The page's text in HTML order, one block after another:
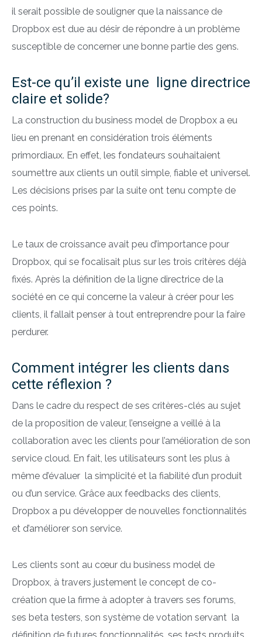
il serait possible de souligner que la naissance de
Dropbox est due au désir de répondre à un problème
susceptible de concerner une bonne partie des gens.
Est-ce qu’il existe une ligne directrice
claire et solide?
La construction du business model de Dropbox a eu
lieu en prenant en considération trois éléments
primordiaux. En effet, les fondateurs souhaitaient
soumettre aux clients un outil simple, fiable et universel.
Les décisions prises par la suite ont tenu compte de
ces points.
Le taux de croissance avait peu d’importance pour
Dropbox, qui se focalisait plus sur les trois critères déjà
fixés. Après la définition de la ligne directrice de la
société en ce qui concerne la valeur à créer pour les
clients, il fallait penser à tout entreprendre pour la faire
perdurer.
Comment intégrer les clients dans
cette réflexion ?
Dans le cadre du respect de ses critères-clés au sujet
de la proposition de valeur, l’enseigne a veillé à la
collaboration avec les clients pour l’amélioration de son
service cloud. En fait, les utilisateurs sont les plus à
même d’évaluer la simplicité et la fiabilité d’un produit
ou d’un service. Grâce aux feedbacks des clients,
Dropbox a pu développer de nouvelles fonctionnalités
et d’améliorer son service.
Les clients sont au cœur du business model de
Dropbox, à travers justement le concept de co-
création que la firme à adopter à travers ses forums,
ses beta testers, son système de votation servant la
définition de futures fonctionnalités, ses tests produits